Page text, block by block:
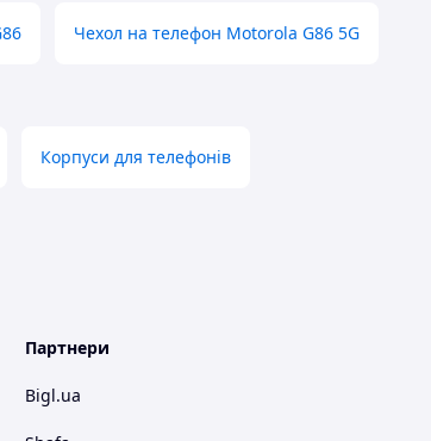
Чехол на телефон Motorola G86 5G
Корпуси для телефонів
Партнери
Bigl.ua